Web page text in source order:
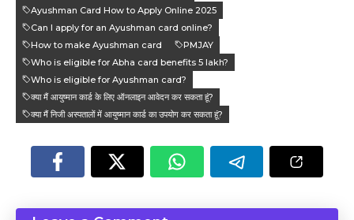
Ayushman Card How to Apply Online 2025
Can I apply for an Ayushman card online?
How to make Ayushman card
PMJAY
Who is eligible for Abha card benefits 5 lakh?
Who is eligible for Ayushman card?
क्या मैं आयुष्मान कार्ड के लिए ऑनलाइन आवेदन कर सकता हूं?
क्या मैं निजी अस्पतालों में आयुष्मान कार्ड का उपयोग कर सकता हूं?